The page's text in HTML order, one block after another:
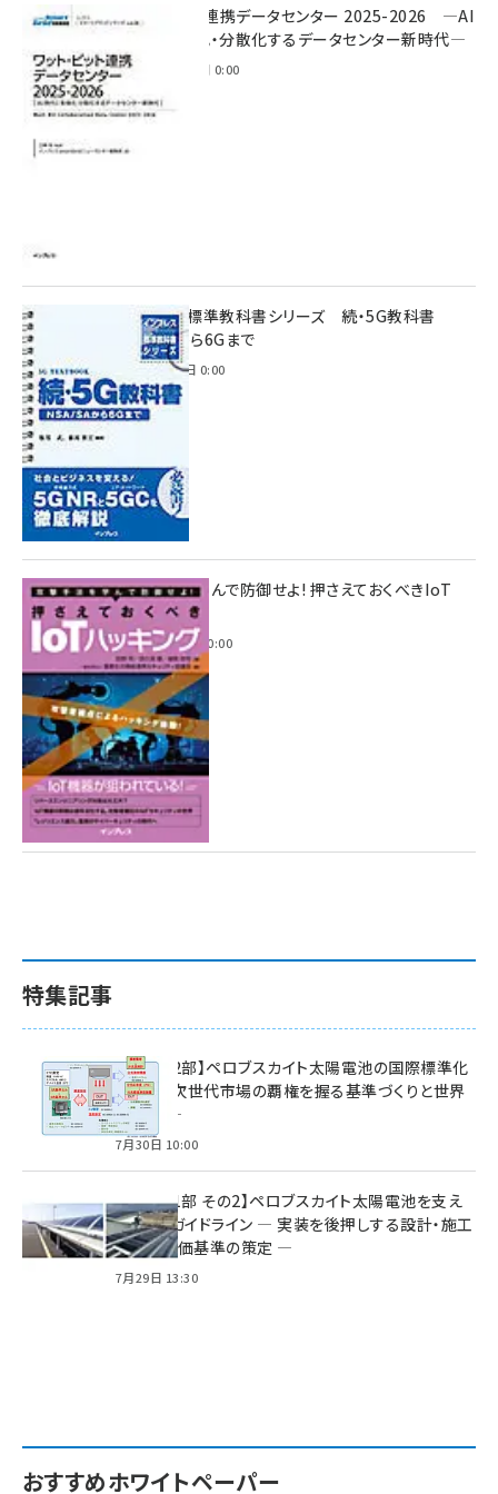
ワット・ビット連携データセンター 2025-2026 ―AI
時代に多様化・分散化するデータセンター新時代―
2025年11月28日 0:00
インプレス標準教科書シリーズ 続・5G教科書
NSA/SAから6Gまで
2023年4月3日 0:00
攻撃手法を学んで防御せよ! 押さえておくべきIoT
ハッキング
2022年6月14日 0:00
特集記事
特集【第2部】ペロブスカイト太陽電池の国際標準化
戦略 ― 次世代市場の覇権を握る基準づくりと世界
の動向 ―
7月30日 10:00
特集【第1部 その2】ペロブスカイト太陽電池を支え
る2つのガイドライン ― 実装を後押しする設計・施工
方針と評価基準の策定 ―
7月29日 13:30
おすすめホワイトペーパー